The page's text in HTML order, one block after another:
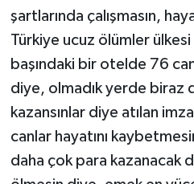
şartlarında çalışmasın,
Türkiye ucuz ölümler ülkesi
başındaki bir otelde 76
diye, olmadık yerde biraz
kazansınlar diye atılan
canlar hayatını
daha çok para kazanacak